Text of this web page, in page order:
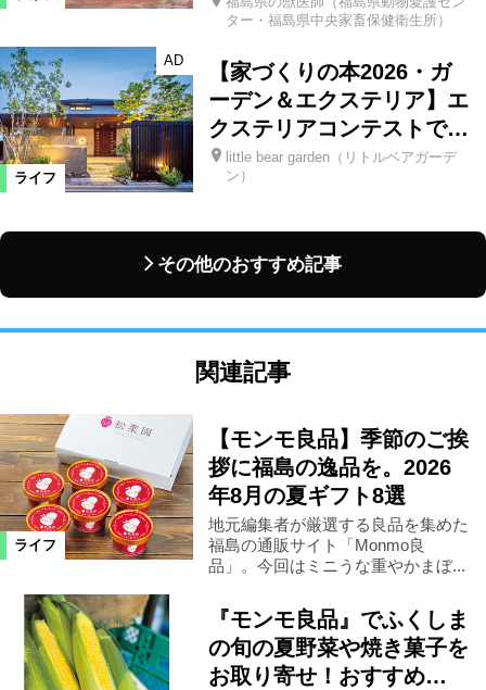
ター・福島県中央家畜保健衛生所）
ライフ
AD
【家づくりの本2026・ガ
ーデン＆エクステリア】エ
クステリアコンテストで…
little bear garden（リトルベアガーデ
ン）
その他のおすすめ記事
関連記事
ライフ
【モンモ良品】季節のご挨
拶に福島の逸品を。2026
年8月の夏ギフト8選
地元編集者が厳選する良品を集めた
福島の通販サイト「Monmo良
品」。今回はミニうな重やかまぼ...
『モンモ良品』でふくしま
の旬の夏野菜や焼き菓子を
お取り寄せ！おすすめ…